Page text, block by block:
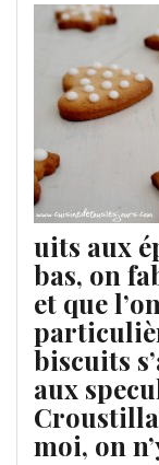
uits aux
bas, on
et que
biscuits
aux
moi, on